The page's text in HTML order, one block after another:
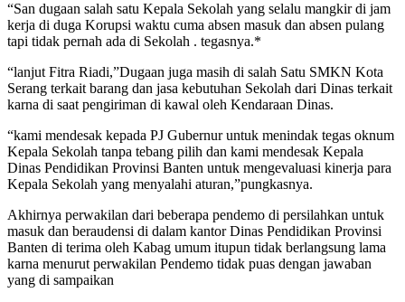
“San dugaan salah satu Kepala Sekolah yang selalu mangkir di jam
kerja di duga Korupsi waktu cuma absen masuk dan absen pulang
tapi tidak pernah ada di Sekolah . tegasnya.*
“lanjut Fitra Riadi,”Dugaan juga masih di salah Satu SMKN Kota
Serang terkait barang dan jasa kebutuhan Sekolah dari Dinas terkait
karna di saat pengiriman di kawal oleh Kendaraan Dinas.
“kami mendesak kepada PJ Gubernur untuk menindak tegas oknum
Kepala Sekolah tanpa tebang pilih dan kami mendesak Kepala
Dinas Pendidikan Provinsi Banten untuk mengevaluasi kinerja para
Kepala Sekolah yang menyalahi aturan,”pungkasnya.
Akhirnya perwakilan dari beberapa pendemo di persilahkan untuk
masuk dan beraudensi di dalam kantor Dinas Pendidikan Provinsi
Banten di terima oleh Kabag umum itupun tidak berlangsung lama
karna menurut perwakilan Pendemo tidak puas dengan jawaban
yang di sampaikan